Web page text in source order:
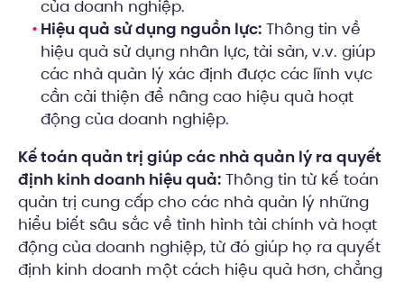
của doanh nghiệp.
Hiệu quả sử dụng nguồn lực: Thông tin về
hiệu quả sử dụng nhân lực, tài sản, v.v. giúp
các nhà quản lý xác định được các lĩnh vực
cần cải thiện để nâng cao hiệu quả hoạt
động của doanh nghiệp.
Kế toán quản trị giúp các nhà quản lý ra quyết
định kinh doanh hiệu quả: Thông tin từ kế toán
quản trị cung cấp cho các nhà quản lý những
hiểu biết sâu sắc về tình hình tài chính và hoạt
động của doanh nghiệp, từ đó giúp họ ra quyết
định kinh doanh một cách hiệu quả hơn, chẳng